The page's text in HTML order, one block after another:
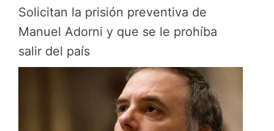
Solicitan la prisión preventiva de
Manuel Adorni y que se le prohíba
salir del país